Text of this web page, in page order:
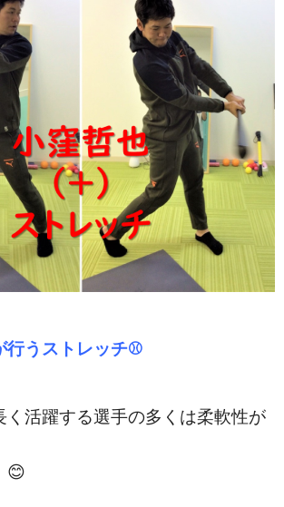
行うストレッチ⚾
く活躍する選手の多くは柔軟性が
😊